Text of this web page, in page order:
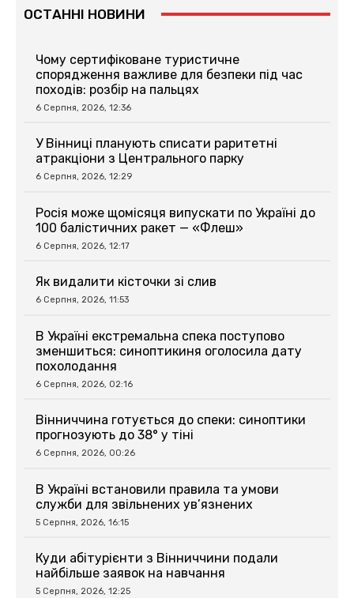
ОСТАННІ НОВИНИ
Чому сертифіковане туристичне
спорядження важливе для безпеки під час
походів: розбір на пальцях
6 Серпня, 2026, 12:36
У Вінниці планують списати раритетні
атракціони з Центрального парку
6 Серпня, 2026, 12:29
Росія може щомісяця випускати по Україні до
100 балістичних ракет — «Флеш»
6 Серпня, 2026, 12:17
Як видалити кісточки зі слив
6 Серпня, 2026, 11:53
В Україні екстремальна спека поступово
зменшиться: синоптикиня оголосила дату
похолодання
6 Серпня, 2026, 02:16
Вінниччина готується до спеки: синоптики
прогнозують до 38° у тіні
6 Серпня, 2026, 00:26
В Україні встановили правила та умови
служби для звільнених ув’язнених
5 Серпня, 2026, 16:15
Куди абітурієнти з Вінниччини подали
найбільше заявок на навчання
5 Серпня, 2026, 12:25